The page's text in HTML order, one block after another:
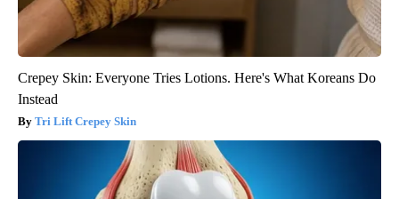
Crepey Skin: Everyone Tries Lotions. Here's What Koreans Do
Instead
Tri Lift Crepey Skin